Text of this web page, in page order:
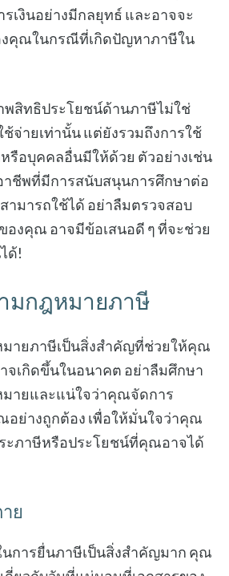
เงินอย่างมีกลยุทธ์ และอาจจะ
คุณในกรณีที่เกิดปัญหาภาษีใน
พสิทธิประโยชน์ด้านภาษีไม่ใช่
จ่ายเท่านั้น แต่ยังรวมถึงการใช้
รือบุคคลอื่นมีให้ด้วย ตัวอย่างเช่น
ชีพที่มีการสนับสนุนการศึกษาต่อ
ามารถใช้ได้ อย่าลืมตรวจสอบ
องคุณ อาจมีข้อเสนอดี ๆ ที่จะช่วย
ด้!
มกฎหมายภาษี
ายภาษีเป็นสิ่งสำคัญที่ช่วยให้คุณ
จเกิดขึ้นในอนาคต อย่าลืมศึกษา
ายและแน่ใจว่าคุณจัดการ
อย่างถูกต้อง เพื่อให้มั่นใจว่าคุณ
ะภาษีหรือประโยชน์ที่คุณอาจได้
ย
นการยื่นภาษีเป็นสิ่งสำคัญมาก คุณ